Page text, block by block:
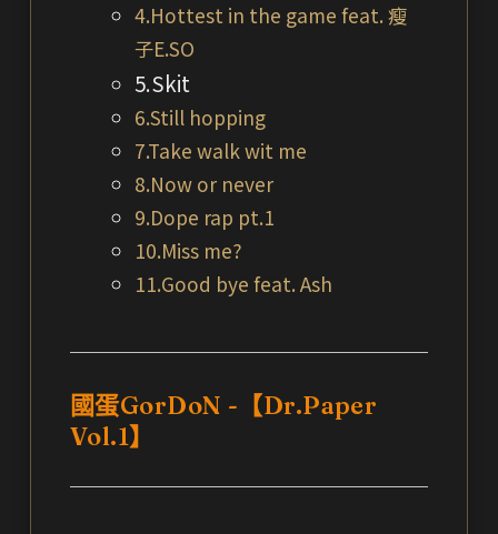
4.Hottest in the game feat. 瘦
子E.SO
5.Skit
6.Still hopping
7.Take walk wit me
8.Now or never
9.Dope rap pt.1
10.Miss me?
11.Good bye feat. Ash
國蛋GorDoN -【Dr.Paper
Vol.1】